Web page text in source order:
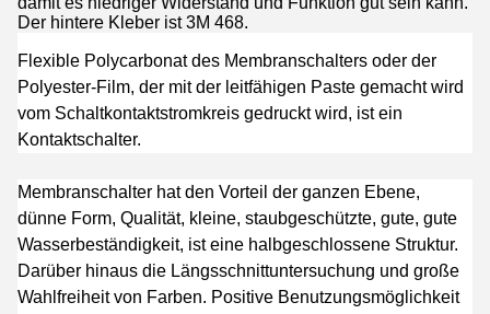
Der hintere Kleber ist 3M 468.
Flexible Polycarbonat des Membranschalters oder der
Polyester-Film, der mit der leitfähigen Paste gemacht wird
vom Schaltkontaktstromkreis gedruckt wird, ist ein
Kontaktschalter.
Membranschalter hat den Vorteil der ganzen Ebene,
dünne Form, Qualität, kleine, staubgeschützte, gute, gute
Wasserbeständigkeit, ist eine halbgeschlossene Struktur.
Darüber hinaus die Längsschnittuntersuchung und große
Wahlfreiheit von Farben. Positive Benutzungsmöglichkeit